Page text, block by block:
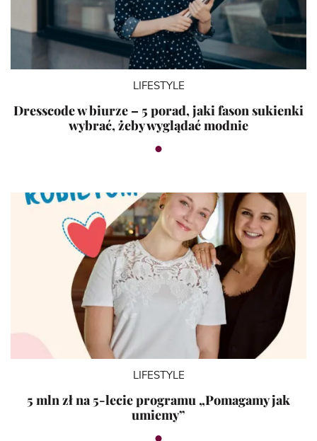
LIFESTYLE
Dresscode w biurze – 5 porad, jaki fason sukienki
wybrać, żeby wyglądać modnie
LIFESTYLE
5 mln zł na 5-lecie programu „Pomagamy jak
umiemy”